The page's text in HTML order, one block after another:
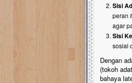
Sisi
peran
agar
Sisi
sosial
Dengan
(tokoh
bahaya